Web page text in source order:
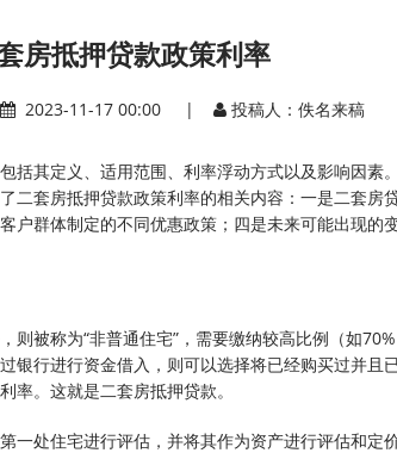
房抵押贷款政策利率
2023-11-17 00:00 | 投稿人：佚名来稿
括其定义、适用范围、利率浮动方式以及影响因素
二套房抵押贷款政策利率的相关内容：一是二套房
户群体制定的不同优惠政策；四是未来可能出现的
则被称为“非普通住宅”，需要缴纳较高比例（如
行进行资金借入，则可以选择将已经购买过并且
率。这就是二套房抵押贷款。
一处住宅进行评估，并将其作为资产进行评估和定